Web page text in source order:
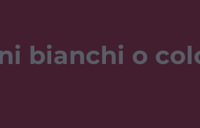
bianchi o